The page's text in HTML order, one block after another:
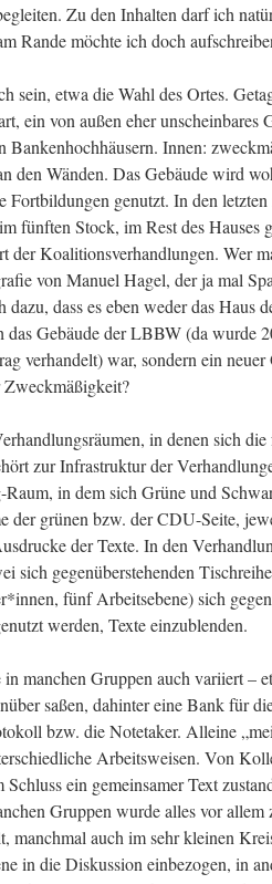
Zu den Inhal­ten darf ich
Ran­de möch­te ich doch
sein, etwa die Wahl des Ortes.
ein von außen eher unschein­ba­res
Ban­ken­hoch­häu­sern. Innen:
den Wän­den. Das Gebäu­de wird
Fort­bil­dun­gen genutzt. In den
fünf­ten Stock, im Rest des Hau­ses
der Koali­ti­ons­ver­hand­lun­gen. Wer
von Manu­el Hagel, der ja mal
dazu, dass es eben weder das Haus
das Gebäu­de der LBBW (da wur­de
ver­han­delt) war, son­dern ein
Zweckmäßigkeit?
in denen sich
zur Infra­struk­tur der
in dem sich Grü­ne und
der grü­nen bzw. der CDU-Sei­te,
der Tex­te. In den
sich gegen­über­ste­hen­den
fünf Arbeits­ebe­ne) sich
wer­den, Tex­te einzublenden.
man­chen Grup­pen auch vari­iert –
saßen, dahin­ter eine Bank für
bzw. die Note­ta­ker. Allei­ne
Arbeits­wei­sen. Von
ein gemein­sa­mer Text
Grup­pen wur­de alles vor allem
manch­mal auch im sehr klei­nen
in die Dis­kus­si­on ein­be­zo­gen, in